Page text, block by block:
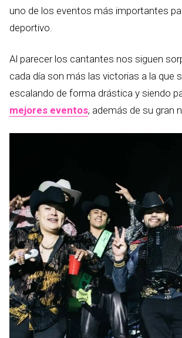
uno de los eventos más importantes
deportivo.
Al parecer los cantantes nos siguen
cada día son más las victorias a la que
escalando de forma drástica y siendo
mejores eventos, además de su gran